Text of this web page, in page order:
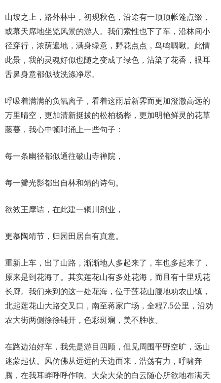
山坡之上，路外林中，初现秋色，沿途有一顶顶帐篷点缀，
或幕天席地坐览风景的游人。我们索性也下了车，沿林间小
径穿行，浓荫遍地，满身绿意，野花点点，鸟鸣啁啾。此情
此景，我的灵魂好似也随之变成了绿色，沾染了花香，眼耳
舌鼻身意都似被洗涤净尽。
呼吸着满满的负氧离子，看着这雨后新霁而更加澄澈高远的
万里晴空，更加清新挺拔的松柏杨桦，更加明艳鲜灵的花草
藤蔓，我心中顿时涌上一些句子：
每一条幽径都似通往破山寺禅院，
每一瓣光影都出自林和靖的诗句。
欲效王摩诘，在此建一辋川别业，
更慕陶靖节，归园田居自有真意。
重新上车，出了山路，渐渐地人多起来了，车也多起来了，
原来是到花海了。其实莲花山有多处花海，而且有十里观花
长廊。我们来到的这一处花海，位于莲花山腹地劝农山镇，
北起莲花山大路交叉口，南至蒋家广场，全程7.5公里，沿劝
农大街两侧徐徐铺开，色彩斑斓，美不胜收。
在路边泊好车，我先是游目四顾，但见周围平野空旷，远山
迷蒙起伏。风仿佛从远远的天边而来，浩荡有力，呼啸奔
腾，在我耳畔呼呼作响。大朵大朵的白云随心所欲地布满天